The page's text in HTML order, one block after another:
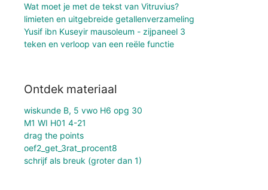
Wat moet je met de tekst van Vitruvius?
limieten en uitgebreide getallenverzameling
Yusif ibn Kuseyir mausoleum - zijpaneel 3
teken en verloop van een reële functie
Ontdek materiaal
wiskunde B, 5 vwo H6 opg 30
M1 WI H01 4-21
drag the points
oef2_get_3rat_procent8
schrijf als breuk (groter dan 1)